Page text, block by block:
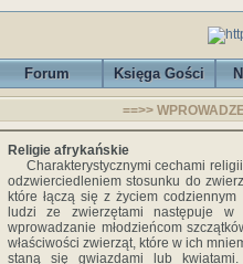
Forum Księga Gości
==>>
Religie afrykańskie
Charakterystycznymi cechami religii
odzwierciedleniem stosunku do
które łączą się z życiem
ludzi ze zwierzętami następuje w
wprowadzanie młodzieńcom
właściwości zwierząt, które w ich
staną się gwiazdami lub